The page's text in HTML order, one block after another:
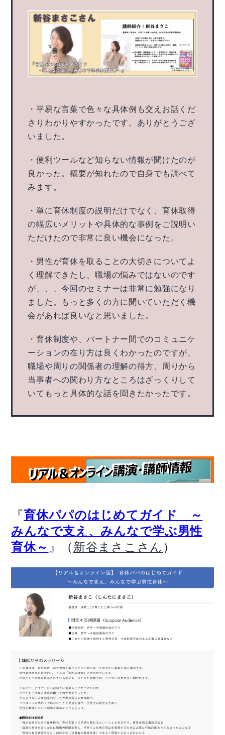
・平易な言葉で色々な具体例も交えお話くだ
さりわかりやすかったです。ありがとうござ
いました。
・便利ツールなど知らない情報が聞けたのが
良かった。概要が知れたので自身でも調べて
みます。
・単に育休制度の説明だけでなく、育休取得
の幅広いメリットや具体的な事例をご説明い
ただけたので非常に良い機会になった。
・男性が育休を取ることの大切さについてよ
く理解できたし、職場の悩みではないのです
が、、、今回のセミナーは非常に勉強になり
ました。もっと多くの方に聞いていただく機
会があれば良いなと思いました。
・育休制度や、パートナー間でのコミュニケ
ーションの在り方は良くわかったのですが、
職場や周りの関係者の理解の得方、周りから
当事者への関わり方なところはざっくりして
いてもっと具体的な話を聞きたかったです。
『育休パパのはじめてガイド ～
みんなで支え、みんなで学ぶ男性
育休～ 』（新谷まさこさん ）